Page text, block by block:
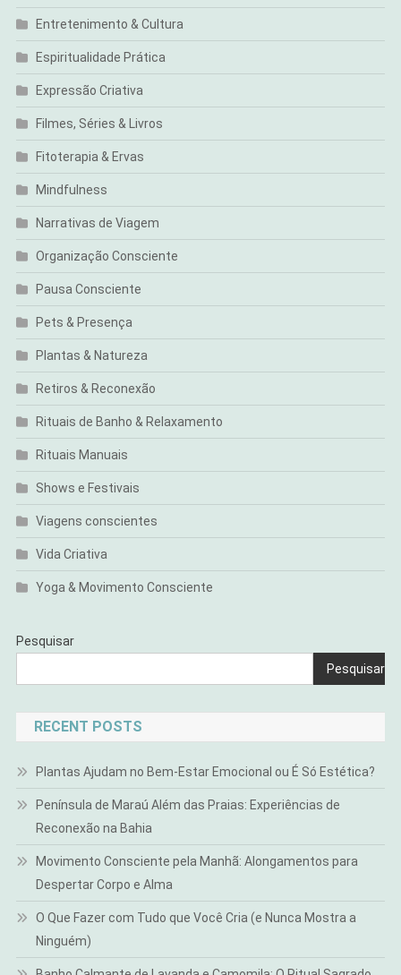
Entretenimento & Cultura
Espiritualidade Prática
Expressão Criativa
Filmes, Séries & Livros
Fitoterapia & Ervas
Mindfulness
Narrativas de Viagem
Organização Consciente
Pausa Consciente
Pets & Presença
Plantas & Natureza
Retiros & Reconexão
Rituais de Banho & Relaxamento
Rituais Manuais
Shows e Festivais
Viagens conscientes
Vida Criativa
Yoga & Movimento Consciente
Pesquisar
Pesquisar
RECENT POSTS
Plantas Ajudam no Bem-Estar Emocional ou É Só Estética?
Península de Maraú Além das Praias: Experiências de
Reconexão na Bahia
Movimento Consciente pela Manhã: Alongamentos para
Despertar Corpo e Alma
O Que Fazer com Tudo que Você Cria (e Nunca Mostra a
Ninguém)